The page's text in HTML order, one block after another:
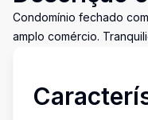
Condomínio fechado
amplo comércio.